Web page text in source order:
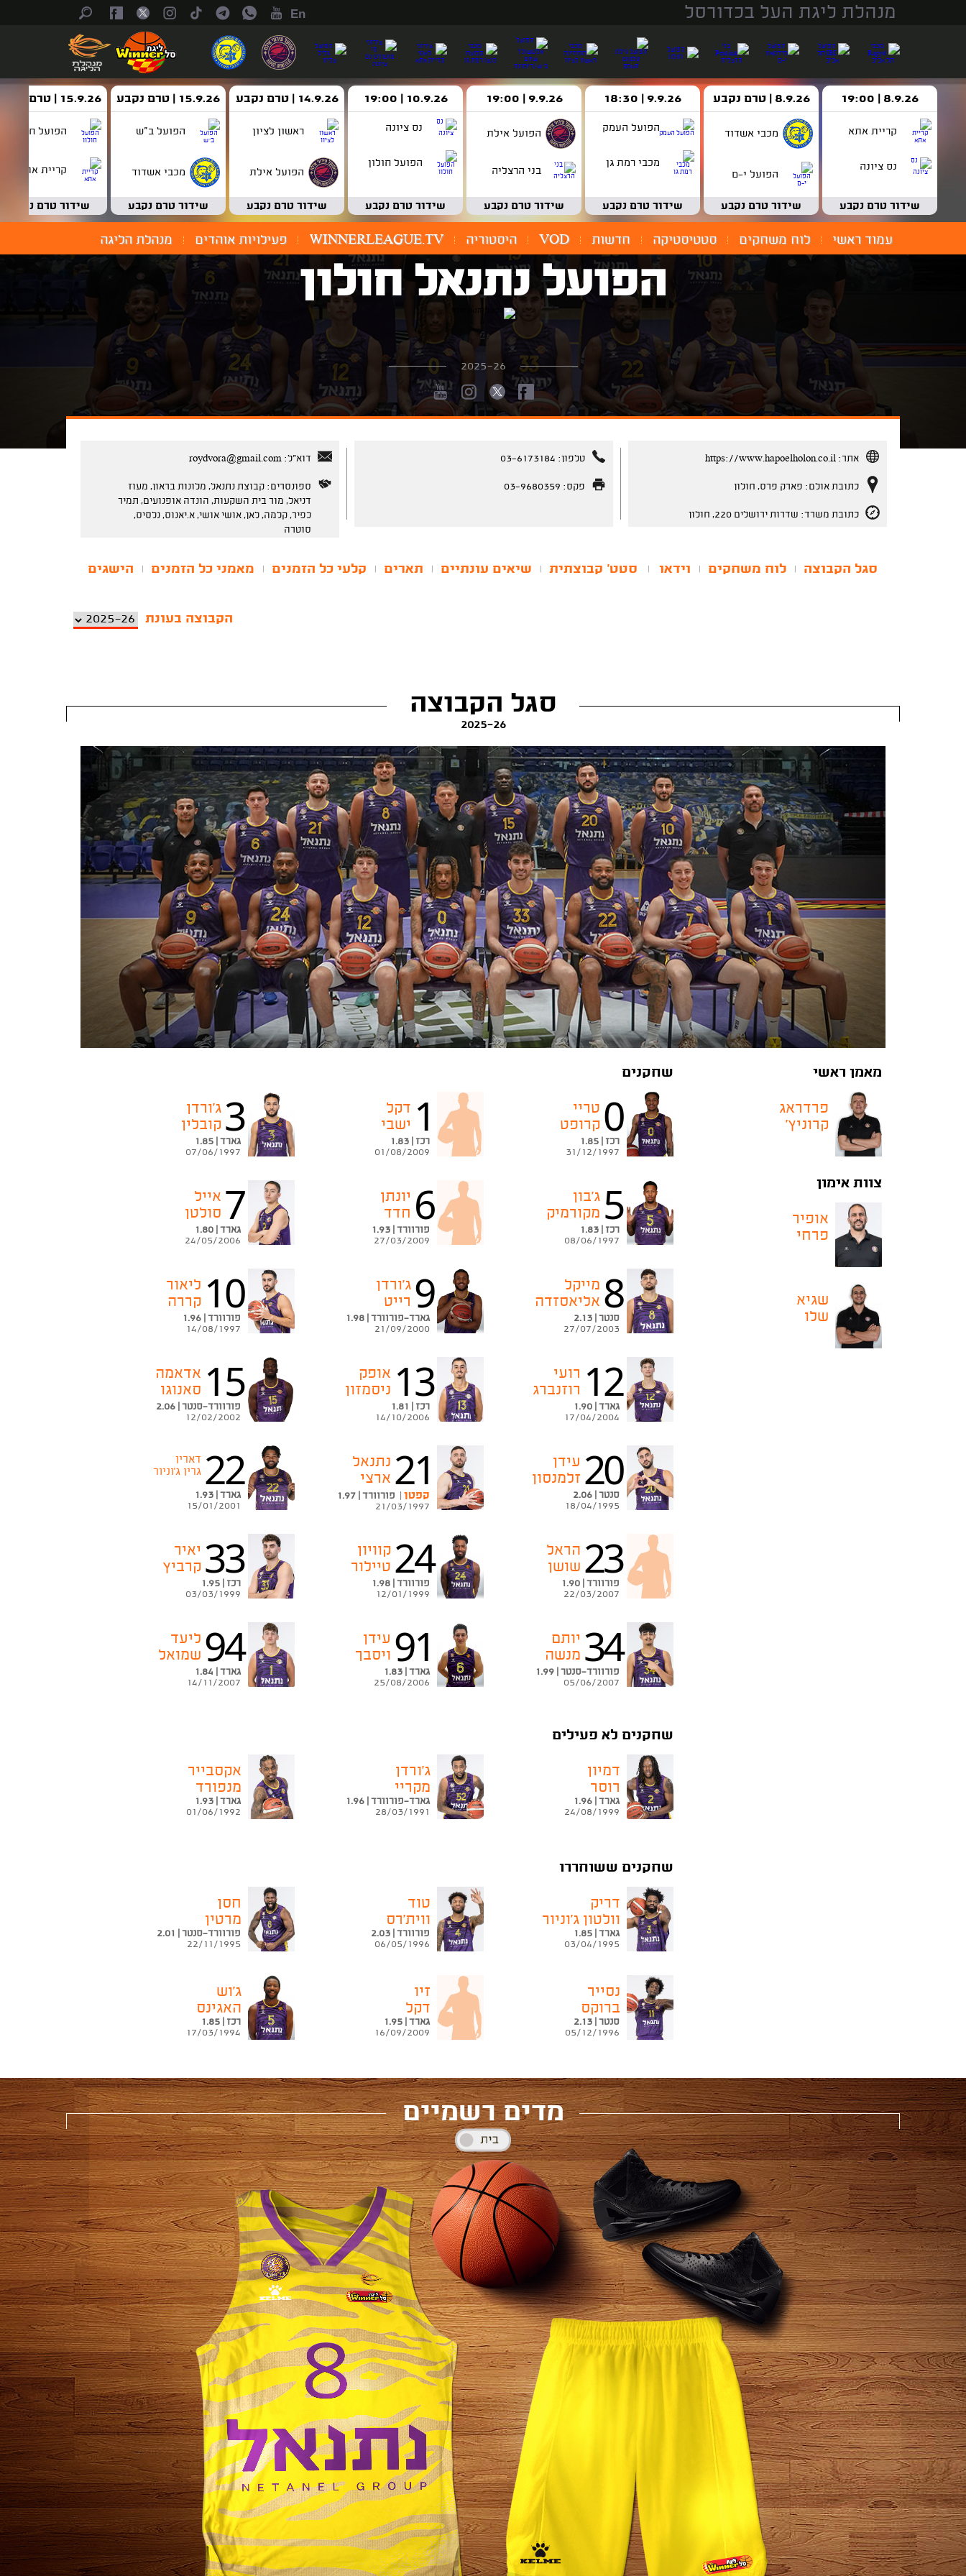
מנהלת ליגת העל בכדורסל En
8.9.26 | 19:00
קריית אתא
נס ציונה
שידור טרם נקבע
8.9.26 | טרם נקבע
מכבי אשדוד
הפועל י-ם
שידור טרם נקבע
9.9.26 | 18:30
הפועל העמק
מכבי רמת גן
שידור טרם נקבע
9.9.26 | 19:00
הפועל אילת
בני הרצליה
שידור טרם נקבע
10.9.26 | 19:00
נס ציונה
הפועל חולון
שידור טרם נקבע
14.9.26 | טרם נקבע
ראשון לציון
הפועל אילת
שידור טרם נקבע
15.9.26 | טרם נקבע
הפועל ב"ש
מכבי אשדוד
שידור טרם נקבע
15.9.26 | טרם נקבע
הפועל חולון
קריית אתא
שידור טרם נקבע
עמוד ראשי לוח משחקים סטטיסטיקה חדשות VOD היסטוריה WINNERLEAGUE.TV פעילויות אוהדים מנהלת הליגה
הפועל נתנאל חולון
2025-26
אתר: https://www.hapoelholon.co.il
כתובת אולם: פארק פרס, חולון
כתובת משרד: שדרות ירושלים 220, חולון
טלפון: 03-6173184
פקס: 03-9680359
דוא"ל: roydvora@gmail.com
ספונסרים: קבוצת נתנאל, מלונות בראון, מעוז
דניאל, מור בית השקעות, הונדה אופנועים, תמיר
כפיר, קלמה, לאן, אושי אושי, א.יאנוס, נלסיס,
סוטרה
סגל הקבוצה לוח משחקים וידאו סטט' קבוצתית שיאים עונתיים תארים קלעי כל הזמנים מאמני כל הזמנים הישגים
הקבוצה בעונת
סגל הקבוצה
2025-26
מאמן ראשי
פרדראג
קרוניץ'
צוות אימון
אופיר
פרחי
שגיא
שלו
שחקנים
0 טריי
קרופט
רכז | 1.85
31/12/1997
1 דקל
ישבי
רכז | 1.83
01/08/2009
3 ג'ורדן
קובלין
גארד | 1.85
07/06/1997
5 ג'בון
מקורמיק
רכז | 1.83
08/06/1997
6 יונתן
חדד
פורוורד | 1.93
27/03/2009
7 אייל
סולטן
גארד | 1.80
24/05/2006
8 מייקל
אליאסזדה
סנטר | 2.13
27/07/2003
9 ג'ורדן
רייט
גארד-פורוורד | 1.98
21/09/2000
10 ליאור
קררה
פורוורד | 1.96
14/08/1997
12 רועי
רוזנברג
גארד | 1.90
17/04/2004
13 אופק
ניסמזון
רכז | 1.81
14/10/2006
15 אדאמה
סאנוגו
פורוורד־סנטר | 2.06
12/02/2002
20 עידן
זלמנסון
סנטר | 2.06
18/04/1995
21 נתנאל
ארצי
קפטן| פורוורד | 1.97
21/03/1997
22 דארין
גרין ג'וניור
גארד | 1.93
15/01/2001
23 הראל
שושן
פורוורד | 1.90
22/03/2007
24 קוויון
טיילור
פורוורד | 1.98
12/01/1999
33 יאיר
קרביץ
רכז | 1.95
03/03/1999
34 יותם
מנשה
פורוורד-סנטר | 1.99
05/06/2007
91 עידן
ויסבך
גארד | 1.83
25/08/2006
94 ליעד
שמואל
גארד | 1.84
14/11/2007
שחקנים לא פעילים
דמיון
רוסר
גארד | 1.96
24/08/1999
ג'ורדן
מקריי
גארד-פורוורד | 1.96
28/03/1991
אקסבייר
מנפורד
גארד | 1.93
01/06/1992
שחקנים ששוחררו
דריק
וולטון ג'וניור
גארד | 1.85
03/04/1995
טוד
ווית'רס
פורוורד | 2.03
06/05/1996
חסן
מרטין
פורוורד-סנטר | 2.01
22/11/1995
נסייר
ברוקס
סנטר | 2.13
05/12/1996
זיו
דקל
גארד | 1.95
16/09/2009
ג'וש
האגינס
רכז | 1.85
17/03/1994
מדים רשמיים